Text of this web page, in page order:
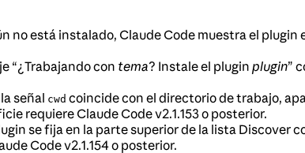
no está instalado, Claude Code muestra el plugin
“¿Trabajando con tema? Instale el plugin plugin”
la señal cwd coincide con el directorio de trabajo,
requiere Claude Code v2.1.153 o posterior.
se fija en la parte superior de la lista Discover
Code v2.1.154 o posterior.